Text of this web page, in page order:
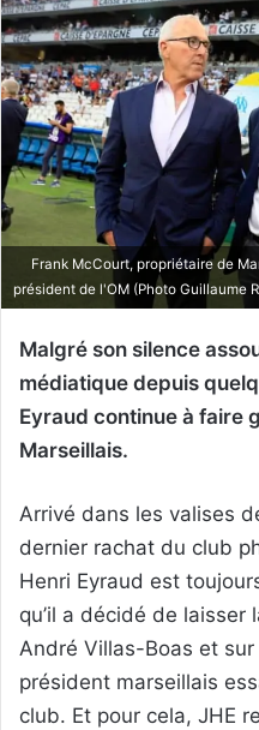
Frank McCourt, propriétaire de
président de l'OM (Photo Guillaume
Malgré son silence
médiatique depuis
Eyraud continue à faire
Marseillais.
Arrivé dans les valises
dernier rachat du club
Henri Eyraud est
qu’il a décidé de laisser
André Villas-Boas et
président marseillais
club. Et pour cela, JHE